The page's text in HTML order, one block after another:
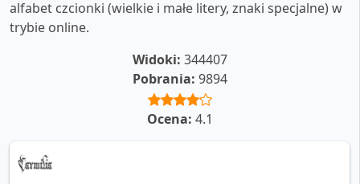
alfabet czcionki (wielkie i małe litery, znaki specjalne) w
trybie online.
Widoki: 344407
Pobrania: 9894
Ocena: 4.1